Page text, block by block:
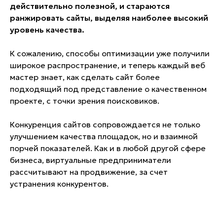
действительно полезной, и стараются
ранжировать сайты, выделяя наиболее высокий
уровень качества.
К сожалению, способы оптимизации уже получили
широкое распространение, и теперь каждый веб
мастер знает, как сделать сайт более
подходящий под представление о качественном
проекте, с точки зрения поисковиков.
Конкуренция сайтов сопровождается не только
улучшением качества площадок, но и взаимной
порчей показателей. Как и в любой другой сфере
бизнеса, виртуальные предприниматели
рассчитывают на продвижение, за счет
устранения конкурентов.